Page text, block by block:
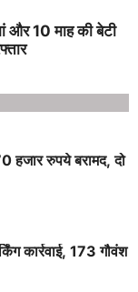
और 10 माह की बेटी
हजार रुपये बरामद, दो
कार्रवाई, 173 गौवंश